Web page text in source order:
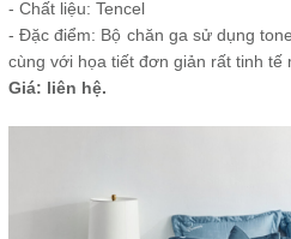
- Chất liệu: Tencel
- Đặc điểm: Bộ chăn ga sử dụng
cùng với họa tiết đơn giản rất tinh tế
Giá: liên hệ.